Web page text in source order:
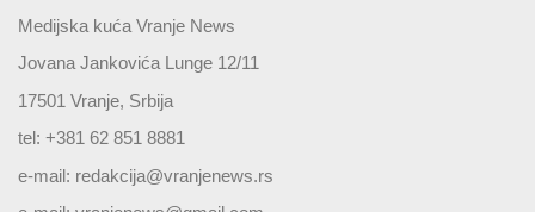
Medijska kuća Vranje News
Jovana Jankovića Lunge 12/11
17501 Vranje, Srbija
tel: +381 62 851 8881
e-mail: redakcija@vranjenews.rs